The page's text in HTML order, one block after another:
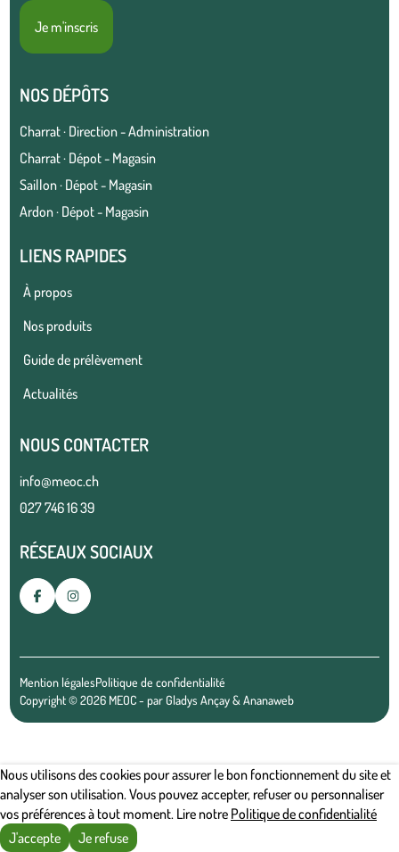
Je m'inscris
NOS DÉPÔTS
Charrat · Direction - Administration
Charrat · Dépot - Magasin
Saillon · Dépot - Magasin
Ardon · Dépot - Magasin
LIENS RAPIDES
À propos
Nos produits
Guide de prélèvement
Actualités
NOUS CONTACTER
info@meoc.ch
027 746 16 39
RÉSEAUX SOCIAUX
Mention légalesPolitique de confidentialité
Copyright © 2026 MEOC - parGladys Ançay&Ananaweb
Nous utilisons des cookies pour assurer le bon fonctionnement du site et
analyser son utilisation. Vous pouvez accepter, refuser ou personnaliser
vos préférences à tout moment. Lire notre Politique de confidentialité
J'accepte
Je refuse